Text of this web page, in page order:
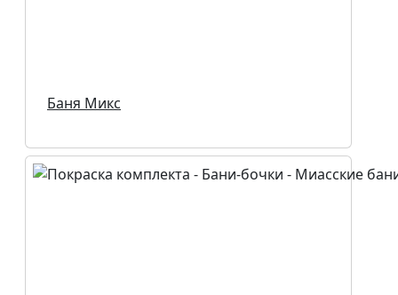
Баня Микс